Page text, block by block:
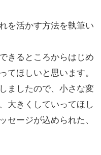
を活かす方法を執筆い
きるところからはじめ
てほしいと思います。
ましたので、小さな変
大きくしていってほし
セージが込められた、